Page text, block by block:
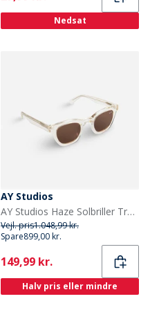
Nedsat
AY Studios
AY Studios Haze Solbriller Transparent Yellow Light
Vejl. pris1.048,99 kr.
Spare899,00 kr.
Current
149,99 kr.
Halv pris eller mindre